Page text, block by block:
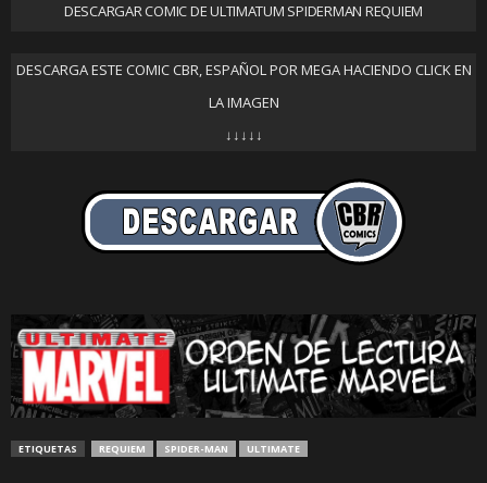
DESCARGAR COMIC DE ULTIMATUM SPIDERMAN REQUIEM
DESCARGA ESTE COMIC CBR, ESPAÑOL POR MEGA HACIENDO CLICK EN
LA IMAGEN
↓↓↓↓↓
ETIQUETAS REQUIEM SPIDER-MAN ULTIMATE